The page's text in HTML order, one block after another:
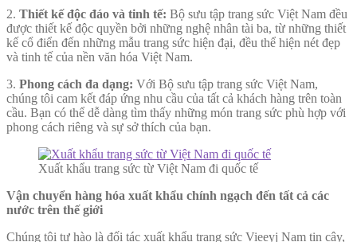
2. Thiết kế độc đáo và tinh tế: Bộ sưu tập trang sức Việt Nam đều
được thiết kế độc quyền bởi những nghệ nhân tài ba, từ những thiết
kế cổ điển đến những mẫu trang sức hiện đại, đều thể hiện nét đẹp
và tinh tế của nền văn hóa Việt Nam.
3. Phong cách đa dạng: Với Bộ sưu tập trang sức Việt Nam,
chúng tôi cam kết đáp ứng nhu cầu của tất cả khách hàng trên toàn
cầu. Bạn có thể dễ dàng tìm thấy những món trang sức phù hợp với
phong cách riêng và sự sở thích của bạn.
Xuất khẩu trang sức từ Việt Nam đi quốc tế
Vận chuyển hàng hóa xuất khẩu chính ngạch đến tất cả các
nước trên thế giới
Chúng tôi tự hào là đối tác xuất khẩu trang sức Vieeyj Nam tin cậy,